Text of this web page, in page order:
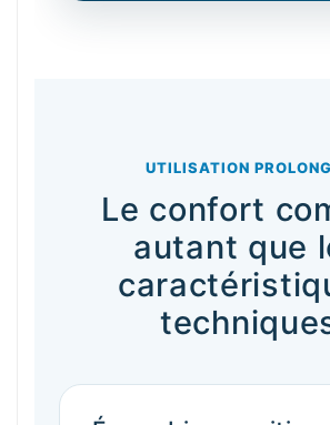
UTILISATION
Le confort
autant que